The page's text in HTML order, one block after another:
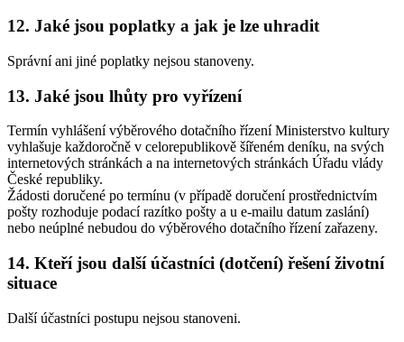
12. Jaké jsou poplatky a jak je lze uhradit
Správní ani jiné poplatky nejsou stanoveny.
13. Jaké jsou lhůty pro vyřízení
Termín vyhlášení výběrového dotačního řízení Ministerstvo kultury
vyhlašuje každoročně v celorepublikově šířeném deníku, na svých
internetových stránkách a na internetových stránkách Úřadu vlády
České republiky.
Žádosti doručené po termínu (v případě doručení prostřednictvím
pošty rozhoduje podací razítko pošty a u e-mailu datum zaslání)
nebo neúplné nebudou do výběrového dotačního řízení zařazeny.
14. Kteří jsou další účastníci (dotčení) řešení životní
situace
Další účastníci postupu nejsou stanoveni.